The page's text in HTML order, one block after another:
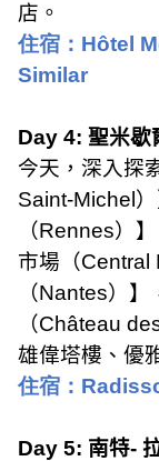
店。
住宿： Hôtel
Similar
Day 4: 聖米歇
今天，深入探
Saint-Michel
（Rennes）
市場（Central
（Nantes）】
（Château
雄偉塔樓、優
住宿：
Day 5: 南特-